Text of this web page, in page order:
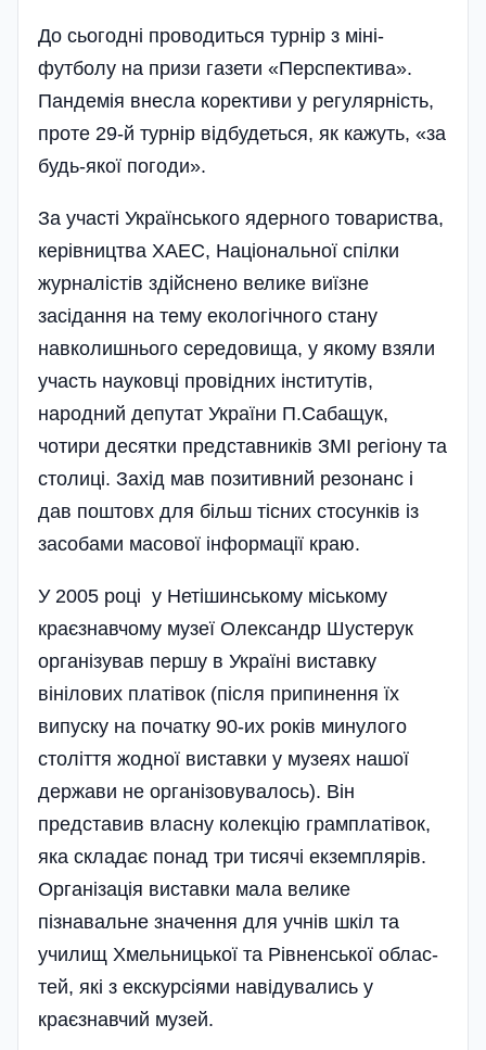
До сьогодні проводиться турнір з міні-
футболу на призи газети «Перспектива».
Пандемія внесла корективи у регулярність,
проте 29-й турнір відбудеться, як кажуть, «за
будь-якої погоди».
За участі Українського ядерного товариства,
керівництва ХАЕС, Національної спілки
журналістів здійснено велике виїзне
засідання на тему екологічного стану
навколишнього середовища, у якому взяли
участь науковці провідних інститутів,
народний депутат України П.Сабащук,
чотири десятки представників ЗМІ регіону та
столиці. Захід мав позитивний резо­нанс і
дав поштовх для більш тісних стосунків із
засобами масової інформації краю.
У 2005 році у Нетішинському міському
краєзнавчому музеї Олександр Шустерук
організував першу в Україні виставку
вінілових платівок (після припинення їх
випуску на початку 90-их років минулого
століття жодної виставки у музеях нашої
держави не організовувалось). Він
представив власну колекцію грамплатівок,
яка складає понад три тисячі екземплярів.
Організація виставки мала велике
пізнавальне значення для учнів шкіл та
училищ Хмельницької та Рівненської облас­
тей, які з екскурсіями навідувались у
краєзнавчий музей.